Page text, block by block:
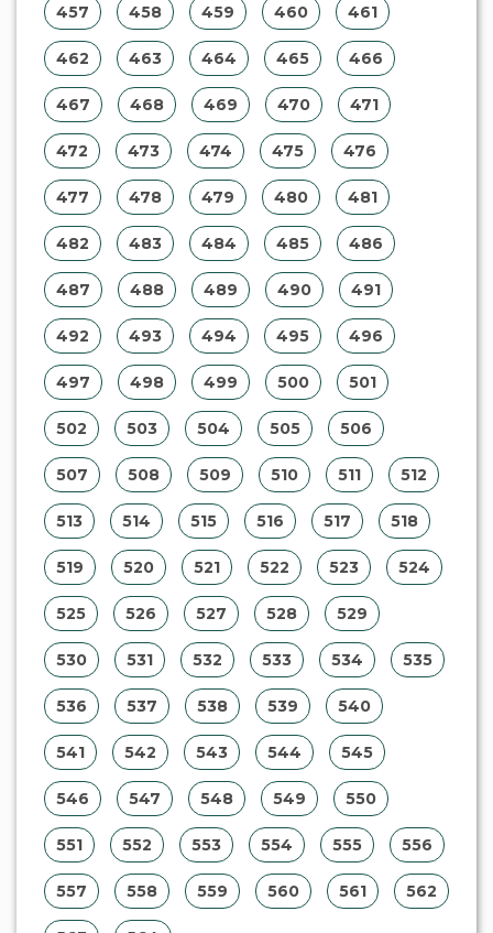
457 458 459 460 461
462 463 464 465 466
467 468 469 470 471
472 473 474 475 476
477 478 479 480 481
482 483 484 485 486
487 488 489 490 491
492 493 494 495 496
497 498 499 500 501
502 503 504 505 506
507 508 509 510 511 512
513 514 515 516 517 518
519 520 521 522 523 524
525 526 527 528 529
530 531 532 533 534 535
536 537 538 539 540
541 542 543 544 545
546 547 548 549 550
551 552 553 554 555 556
557 558 559 560 561 562